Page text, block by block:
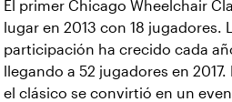
El primer Chicago Wheelchair
lugar en 2013 con 18 jugadores.
participación ha crecido cada
llegando a 52 jugadores en 2017.
el clásico se convirtió en un